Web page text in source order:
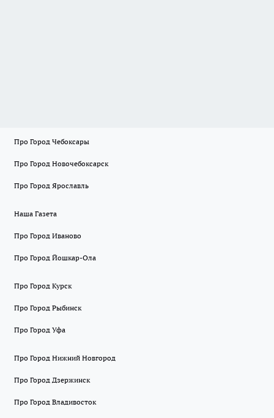
Про Город Чебоксары
Про Город Новочебоксарск
Про Город Ярославль
Наша Газета
Про Город Иваново
Про Город Йошкар-Ола
Про Город Курск
Про Город Рыбинск
Про Город Уфа
Про Город Нижний Новгород
Про Город Дзержинск
Про Город Владивосток